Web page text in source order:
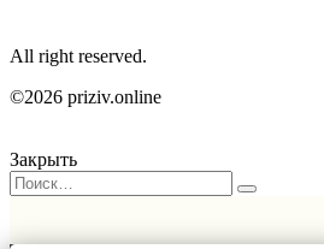
All right reserved.
©2026 priziv.online
Закрыть